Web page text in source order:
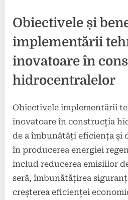
Obiectivele și
implementării
inovatoare în
hidrocentralelor
Obiectivele implementării
inovatoare în construcția
de a îmbunătăți eficiența și
în producerea energiei
includ reducerea emisiilor
seră, îmbunătățirea
creșterea eficienței